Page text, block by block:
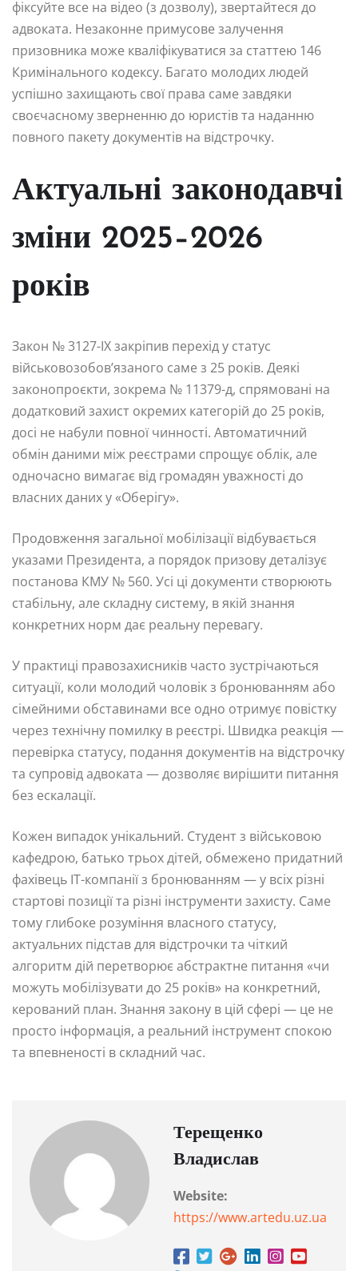
фіксуйте все на відео (з дозволу), звертайтеся до
адвоката. Незаконне примусове залучення
призовника може кваліфікуватися за статтею 146
Кримінального кодексу. Багато молодих людей
успішно захищають свої права саме завдяки
своєчасному зверненню до юристів та наданню
повного пакету документів на відстрочку.
Актуальні законодавчі
зміни 2025–2026
років
Закон № 3127-IX закріпив перехід у статус
військовозобов’язаного саме з 25 років. Деякі
законопроєкти, зокрема № 11379-д, спрямовані на
додатковий захист окремих категорій до 25 років,
досі не набули повної чинності. Автоматичний
обмін даними між реєстрами спрощує облік, але
одночасно вимагає від громадян уважності до
власних даних у «Оберігу».
Продовження загальної мобілізації відбувається
указами Президента, а порядок призову деталізує
постанова КМУ № 560. Усі ці документи створюють
стабільну, але складну систему, в якій знання
конкретних норм дає реальну перевагу.
У практиці правозахисників часто зустрічаються
ситуації, коли молодий чоловік з бронюванням або
сімейними обставинами все одно отримує повістку
через технічну помилку в реєстрі. Швидка реакція —
перевірка статусу, подання документів на відстрочку
та супровід адвоката — дозволяє вирішити питання
без ескалації.
Кожен випадок унікальний. Студент з військовою
кафедрою, батько трьох дітей, обмежено придатний
фахівець IT-компанії з бронюванням — у всіх різні
стартові позиції та різні інструменти захисту. Саме
тому глибоке розуміння власного статусу,
актуальних підстав для відстрочки та чіткий
алгоритм дій перетворює абстрактне питання «чи
можуть мобілізувати до 25 років» на конкретний,
керований план. Знання закону в цій сфері — це не
просто інформація, а реальний інструмент спокою
та впевненості в складний час.
Терещенко
Владислав
Website:
https://www.artedu.uz.ua